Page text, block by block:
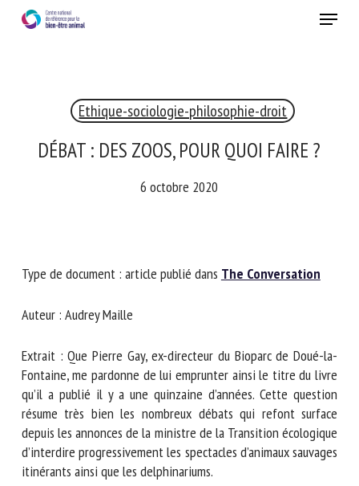
Menu
Ethique-sociologie-philosophie-droit
DÉBAT : DES ZOOS, POUR QUOI FAIRE ?
6 octobre 2020
Type de document : article publié dans The Conversation
Auteur : Audrey Maille
Extrait : Que Pierre Gay, ex-directeur du Bioparc de Doué-la-
Fontaine, me pardonne de lui emprunter ainsi le titre du
livre qu’il a publié il y a une quinzaine d’années. Cette
question résume très bien les nombreux débats qui refont
surface depuis les annonces de la ministre de la Transition
écologique d’interdire progressivement les spectacles
d’animaux sauvages itinérants ainsi que les delphinariums.
RECEVEZ CHAQUE MOIS GRATUITEMENT
LES DERNIÈRES ACTUALITÉS SUR LE BIEN-ÊTRE
ANIMAL
notre newsletter :
Nom *
Prénom *